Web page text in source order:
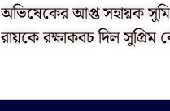
অভিষেকের আপ্ত সহায়ক
রায়কে রক্ষাকবচ দিল সুপ্রিম